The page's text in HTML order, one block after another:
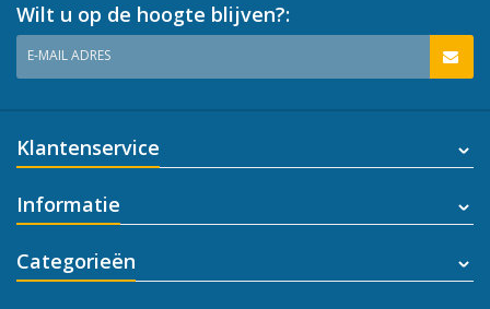
Wilt u op de hoogte blijven?:
E-MAIL ADRES
Klantenservice
Informatie
Categorieën